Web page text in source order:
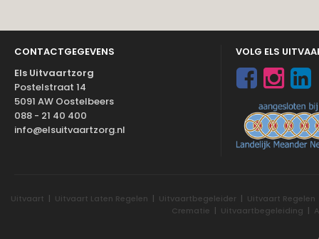
CONTACTGEGEVENS
Els Uitvaartzorg
Postelstraat 14
5091 AW Oostelbeers
088 - 21 40 400
info@elsuitvaartzorg.nl
VOLG ELS
Uitvaart | Uitvaart Laten Regelen | Uitvaartbegeleider | Uitvaart Regelen
Crematie | Uitvaartbegeleiding |